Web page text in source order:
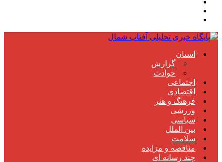
استان
گزارش
حوادث
اجتماعی
اقتصادی
فرهنگ و هنر
ورزشی
سیاسی
بین الملل
سلامت
مناقصه و مزایده
چند رسانه ای